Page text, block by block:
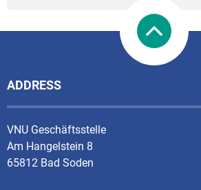
ADDRESS
VNU Geschäftsstelle
Am Hangelstein 8
65812 Bad Soden